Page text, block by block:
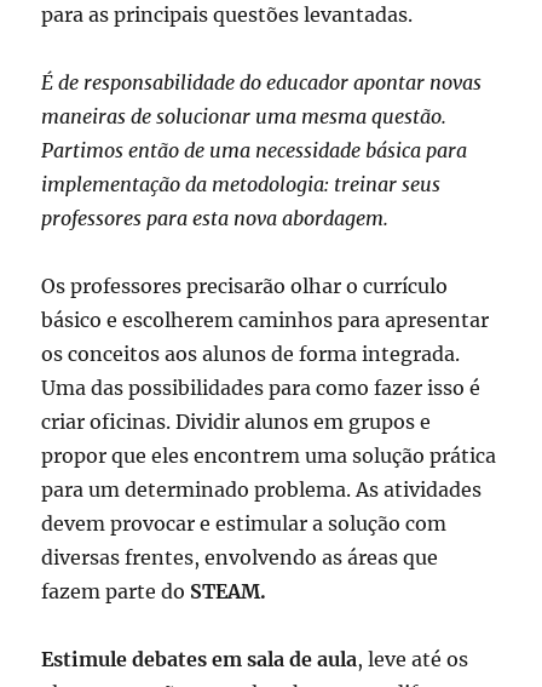
para as principais questões levantadas.
É de responsabilidade do educador apontar novas
maneiras de solucionar uma mesma questão.
Partimos então de uma necessidade básica para
implementação da metodologia: treinar seus
professores para esta nova abordagem.
Os professores precisarão olhar o currículo
básico e escolherem caminhos para apresentar
os conceitos aos alunos de forma integrada.
Uma das possibilidades para como fazer isso é
criar oficinas. Dividir alunos em grupos e
propor que eles encontrem uma solução prática
para um determinado problema. As atividades
devem provocar e estimular a solução com
diversas frentes, envolvendo as áreas que
fazem parte do STEAM.
Estimule debates em sala de aula, leve até os